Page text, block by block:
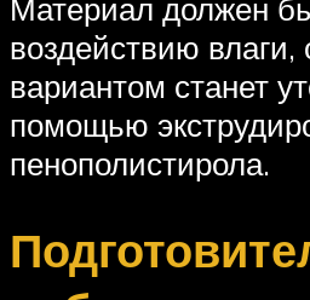
Материал должен
воздействию
вариантом станет
помощью
пенополистирола.